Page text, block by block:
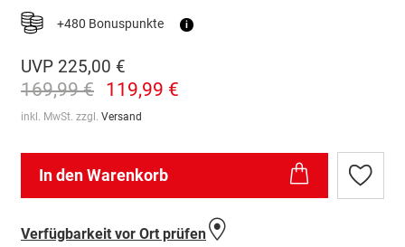
+480 Bonuspunkte i
UVP 225,00 €
169,99 € 119,99 €
inkl. MwSt. zzgl. Versand
In den Warenkorb
Zur
Verfügbarkeit vor Ort prüfen